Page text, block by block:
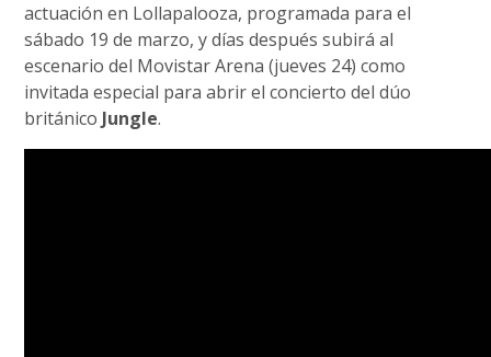
actuación en Lollapalooza, programada para el
sábado 19 de marzo, y días después subirá al
escenario del Movistar Arena (jueves 24) como
invitada especial para abrir el concierto del dúo
británico Jungle.